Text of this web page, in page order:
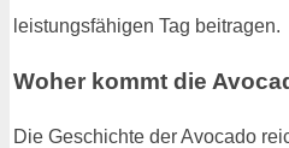
leistungsfähigen Tag beitragen.
Woher kommt die
Die Geschichte der Avocado